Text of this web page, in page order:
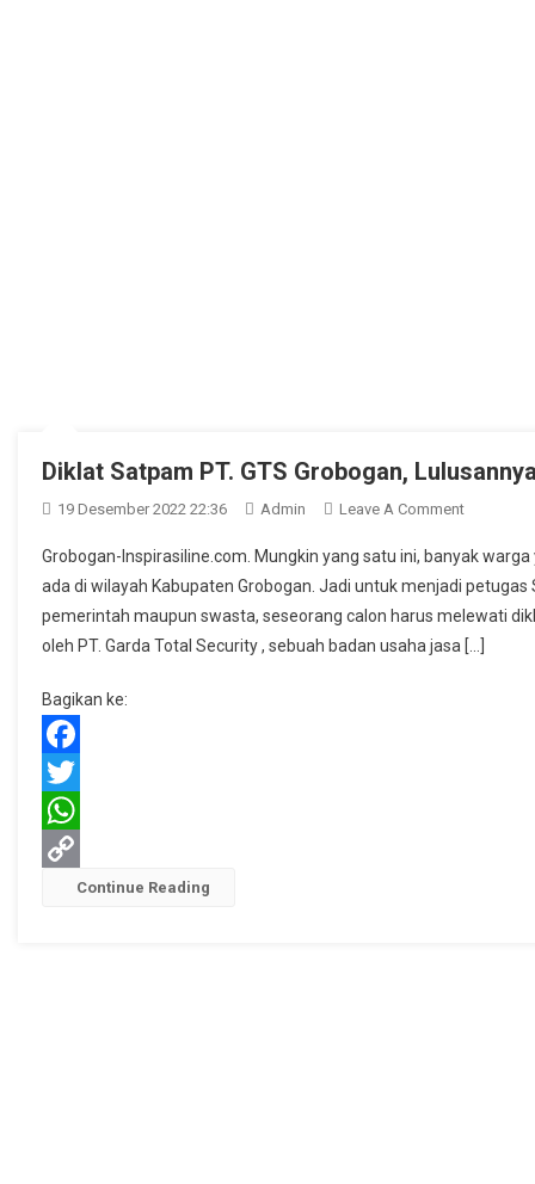
Diklat Satpam PT. GTS Grobogan,
19 Desember 2022 22:36 Admin Leave A CommentOn
Satpam
PT.
GTS
Grobogan-Inspirasiline.com. Mungkin yang satu ini, banyak
ada di wilayah Kabupaten Grobogan. Jadi untuk menjadi
pemerintah maupun swasta, seseorang calon harus melewati
oleh PT. Garda Total Security , sebuah badan usaha jasa […]
Bagikan ke:
Facebook
Twitter
WhatsApp
CopyContinue Reading